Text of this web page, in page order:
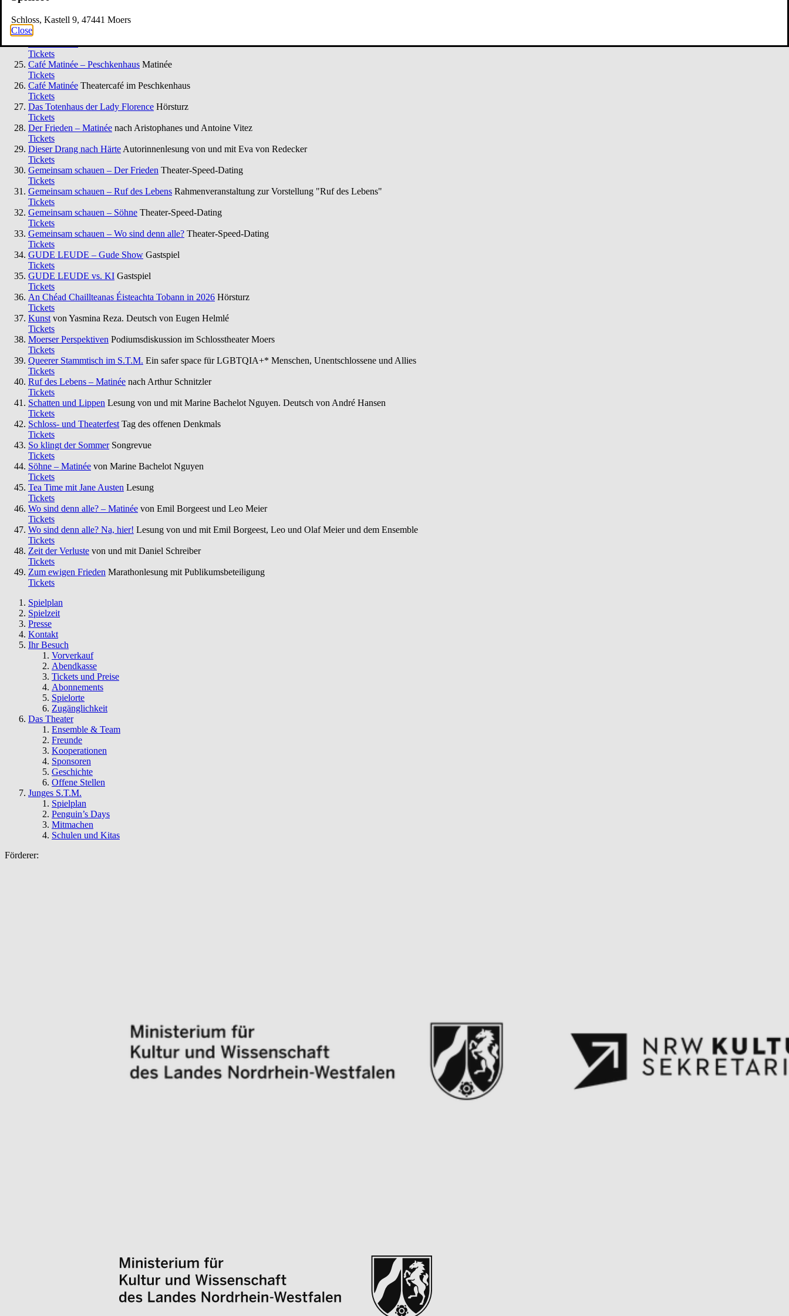
Schloss, Kastell 9, 47441 Moers
Close
34. Penguin’s Days Kinder- und Jugendtheaterfestival
Tickets
Café Matinée im Peschkenhaus
Tickets
Café Matinée – Peschkenhaus Matinée
Tickets
Café Matinée Theatercafé im Peschkenhaus
Tickets
Das Totenhaus der Lady Florence Hörsturz
Tickets
Der Frieden – Matinée nach Aristophanes und Antoine Vitez
Tickets
Dieser Drang nach Härte Autorinnenlesung von und mit Eva von Redecker
Tickets
Gemeinsam schauen – Der Frieden Theater-Speed-Dating
Tickets
Gemeinsam schauen – Ruf des Lebens Rahmenveranstaltung zur Vorstellung "Ruf des Lebens"
Tickets
Gemeinsam schauen – Söhne Theater-Speed-Dating
Tickets
Gemeinsam schauen – Wo sind denn alle? Theater-Speed-Dating
Tickets
GUDE LEUDE – Gude Show Gastspiel
Tickets
GUDE LEUDE vs. KI Gastspiel
Tickets
An Chéad Chaillteanas Éisteachta Tobann in 2026 Hörsturz
Tickets
Kunst von Yasmina Reza. Deutsch von Eugen Helmlé
Tickets
Moerser Perspektiven Podiumsdiskussion im Schlosstheater Moers
Tickets
Queerer Stammtisch im S.T.M. Ein safer space für LGBTQIA+* Menschen, Unentschlossene und Allies
Tickets
Ruf des Lebens – Matinée nach Arthur Schnitzler
Tickets
Schatten und Lippen Lesung von und mit Marine Bachelot Nguyen. Deutsch von André Hansen
Tickets
Schloss- und Theaterfest Tag des offenen Denkmals
Tickets
So klingt der Sommer Songrevue
Tickets
Söhne – Matinée von Marine Bachelot Nguyen
Tickets
Tea Time mit Jane Austen Lesung
Tickets
Wo sind denn alle? – Matinée von Emil Borgeest und Leo Meier
Tickets
Wo sind denn alle? Na, hier! Lesung von und mit Emil Borgeest, Leo und Olaf Meier und dem Ensemble
Tickets
Zeit der Verluste von und mit Daniel Schreiber
Tickets
Zum ewigen Frieden Marathonlesung mit Publikumsbeteiligung
Tickets
Spielplan
Spielzeit
Presse
Kontakt
Ihr Besuch
Vorverkauf
Abendkasse
Tickets und Preise
Abonnements
Spielorte
Zugänglichkeit
Das Theater
Ensemble & Team
Freunde
Kooperationen
Sponsoren
Geschichte
Offene Stellen
Junges S.T.M.
Spielplan
Penguin’s Days
Mitmachen
Schulen und Kitas
Förderer: